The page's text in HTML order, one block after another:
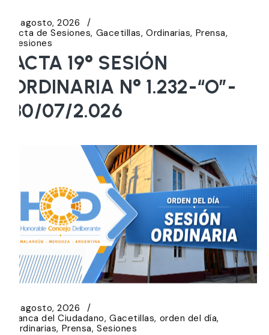
5 agosto, 2026
Acta de Sesiones Gacetillas Ordinarias Prensa
Sesiones
ACTA 19° SESIÓN
ORDINARIA N° 1.232-“O”-
30/07/2.026
5 agosto, 2026
Banca del Ciudadano Gacetillas orden del día
Ordinarias Prensa Sesiones